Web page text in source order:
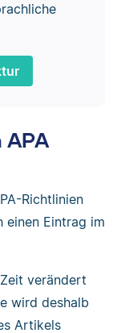
Richtlinien
einen Eintrag im
verändert
wird deshalb
Artikels